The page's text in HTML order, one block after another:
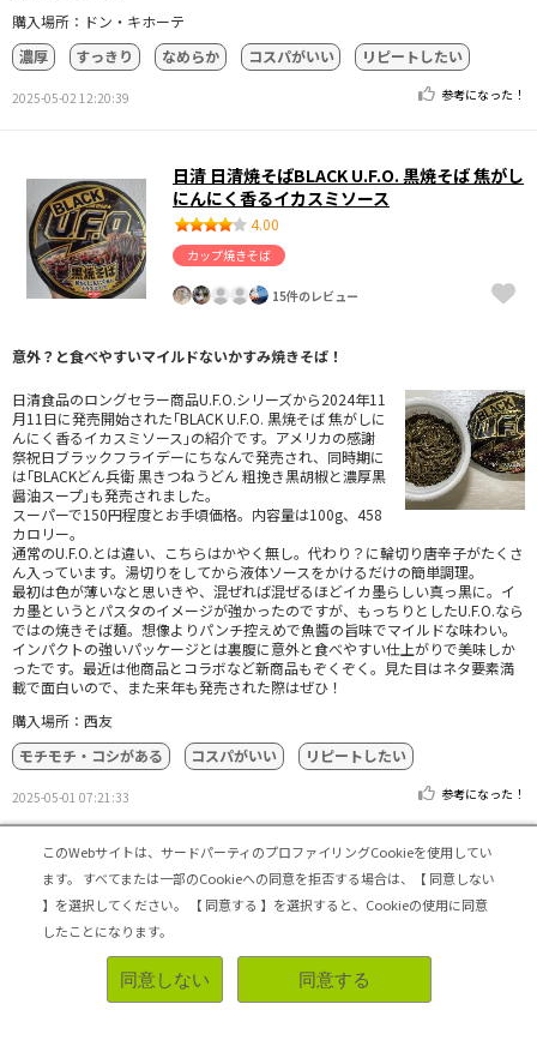
購入場所：ドン・キホーテ
濃厚
すっきり なめらか コスパがいい リピートしたい
2025-05-02 12:20:39 参考になった！
日清 日清焼そばBLACK U.F.O. 黒焼そば 焦がし
にんにく香るイカスミソース
4.00
カップ焼きそば
15件のレビュー
意外？と食べやすいマイルドないかすみ焼きそば！
日清食品のロングセラー商品U.F.O.シリーズから2024年11
月11日に発売開始された｢BLACK U.F.O. 黒焼そば 焦がしに
んにく香るイカスミソース｣の紹介です。アメリカの感謝
祭祝日ブラックフライデーにちなんで発売され、同時期に
は｢BLACKどん兵衛 黒きつねうどん 粗挽き黒胡椒と濃厚黒
醤油スープ｣も発売されました。
スーパーで150円程度とお手頃価格。内容量は100g、458
カロリー。
通常のU.F.O.とは違い、こちらはかやく無し。代わり？に輪切り唐辛子がたくさ
ん入っています。湯切りをしてから液体ソースをかけるだけの簡単調理。
最初は色が薄いなと思いきや、混ぜれば混ぜるほどイカ墨らしい真っ黒に。イ
カ墨というとパスタのイメージが強かったのですが、もっちりとしたU.F.O.なら
ではの焼きそば麺。想像よりパンチ控えめで魚醬の旨味でマイルドな味わい。
インパクトの強いパッケージとは裏腹に意外と食べやすい仕上がりで美味しか
ったです。最近は他商品とコラボなど新商品もぞくぞく。見た目はネタ要素満
載で面白いので、また来年も発売された際はぜひ！
購入場所：西友
モチモチ・コシがある
コスパがいい リピートしたい
2025-05-01 07:21:33 参考になった！
トップへ戻る
シェアビュー公式アカウント
ログイン・新規登録
このWebサイトは、サードパーティのプロファイリングCookieを使用してい
ます。
すべてまたは一部のCookieへの同意を拒否する場合は、【 同意しない
】を選択してください。
【 同意する 】を選択すると、Cookieの使用に同意
したことになります。
同意しない 同意する